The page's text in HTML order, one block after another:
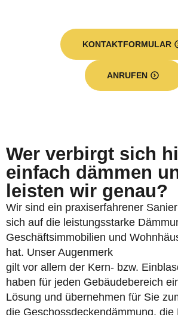
KONTAKTFORMULAR
ANRUFEN
Wer verbirgt sich
einfach dämmen
leisten wir genau?
Wir sind ein praxiserfahrener
sich auf die leistungsstarke
Geschäftsimmobilien und
hat. Unser Augenmerk
gilt vor allem der Kern- bzw.
haben für jeden Gebäudebereich
Lösung und übernehmen für Sie
die Geschossdeckendämmung, die